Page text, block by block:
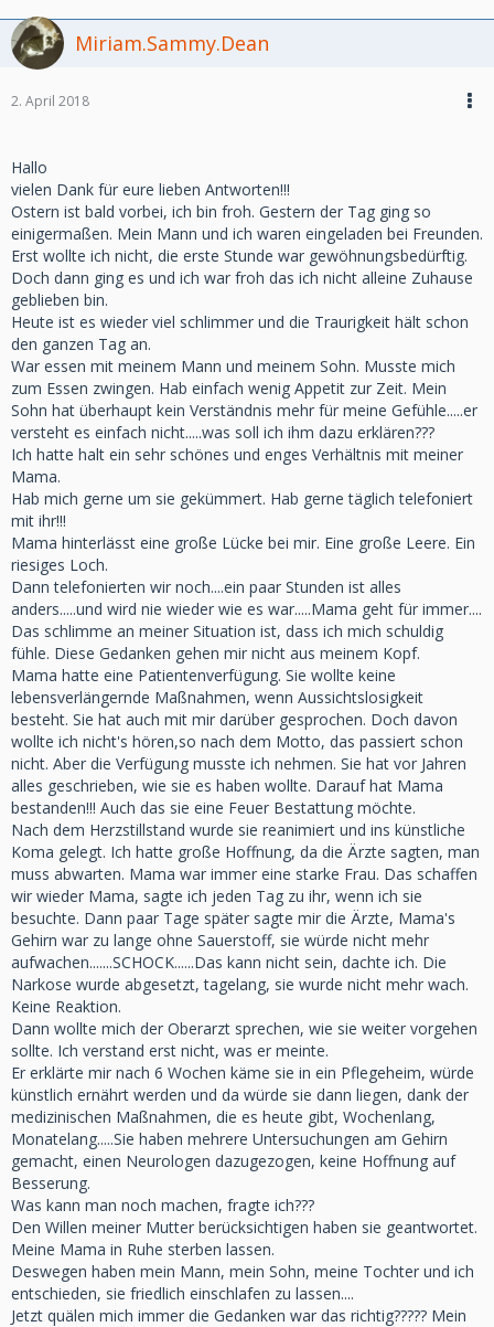
Miriam.Sammy.Dean
2. April 2018
Hallo
vielen Dank für eure lieben Antworten!!!
Ostern ist bald vorbei, ich bin froh. Gestern der Tag ging so
einigermaßen. Mein Mann und ich waren eingeladen bei Freunden.
Erst wollte ich nicht, die erste Stunde war gewöhnungsbedürftig.
Doch dann ging es und ich war froh das ich nicht alleine Zuhause
geblieben bin.
Heute ist es wieder viel schlimmer und die Traurigkeit hält schon
den ganzen Tag an.
War essen mit meinem Mann und meinem Sohn. Musste mich
zum Essen zwingen. Hab einfach wenig Appetit zur Zeit. Mein
Sohn hat überhaupt kein Verständnis mehr für meine Gefühle.....er
versteht es einfach nicht.....was soll ich ihm dazu erklären???
Ich hatte halt ein sehr schönes und enges Verhältnis mit meiner
Mama.
Hab mich gerne um sie gekümmert. Hab gerne täglich telefoniert
mit ihr!!!
Mama hinterlässt eine große Lücke bei mir. Eine große Leere. Ein
riesiges Loch.
Dann telefonierten wir noch....ein paar Stunden ist alles
anders.....und wird nie wieder wie es war.....Mama geht für immer....
Das schlimme an meiner Situation ist, dass ich mich schuldig
fühle. Diese Gedanken gehen mir nicht aus meinem Kopf.
Mama hatte eine Patientenverfügung. Sie wollte keine
lebensverlängernde Maßnahmen, wenn Aussichtslosigkeit
besteht. Sie hat auch mit mir darüber gesprochen. Doch davon
wollte ich nicht's hören,so nach dem Motto, das passiert schon
nicht. Aber die Verfügung musste ich nehmen. Sie hat vor Jahren
alles geschrieben, wie sie es haben wollte. Darauf hat Mama
bestanden!!! Auch das sie eine Feuer Bestattung möchte.
Nach dem Herzstillstand wurde sie reanimiert und ins künstliche
Koma gelegt. Ich hatte große Hoffnung, da die Ärzte sagten, man
muss abwarten. Mama war immer eine starke Frau. Das schaffen
wir wieder Mama, sagte ich jeden Tag zu ihr, wenn ich sie
besuchte. Dann paar Tage später sagte mir die Ärzte, Mama's
Gehirn war zu lange ohne Sauerstoff, sie würde nicht mehr
aufwachen.......SCHOCK......Das kann nicht sein, dachte ich. Die
Narkose wurde abgesetzt, tagelang, sie wurde nicht mehr wach.
Keine Reaktion.
Dann wollte mich der Oberarzt sprechen, wie sie weiter vorgehen
sollte. Ich verstand erst nicht, was er meinte.
Er erklärte mir nach 6 Wochen käme sie in ein Pflegeheim, würde
künstlich ernährt werden und da würde sie dann liegen, dank der
medizinischen Maßnahmen, die es heute gibt, Wochenlang,
Monatelang.....Sie haben mehrere Untersuchungen am Gehirn
gemacht, einen Neurologen dazugezogen, keine Hoffnung auf
Besserung.
Was kann man noch machen, fragte ich???
Den Willen meiner Mutter berücksichtigen haben sie geantwortet.
Meine Mama in Ruhe sterben lassen.
Deswegen haben mein Mann, mein Sohn, meine Tochter und ich
entschieden, sie friedlich einschlafen zu lassen....
Jetzt quälen mich immer die Gedanken war das richtig????? Mein